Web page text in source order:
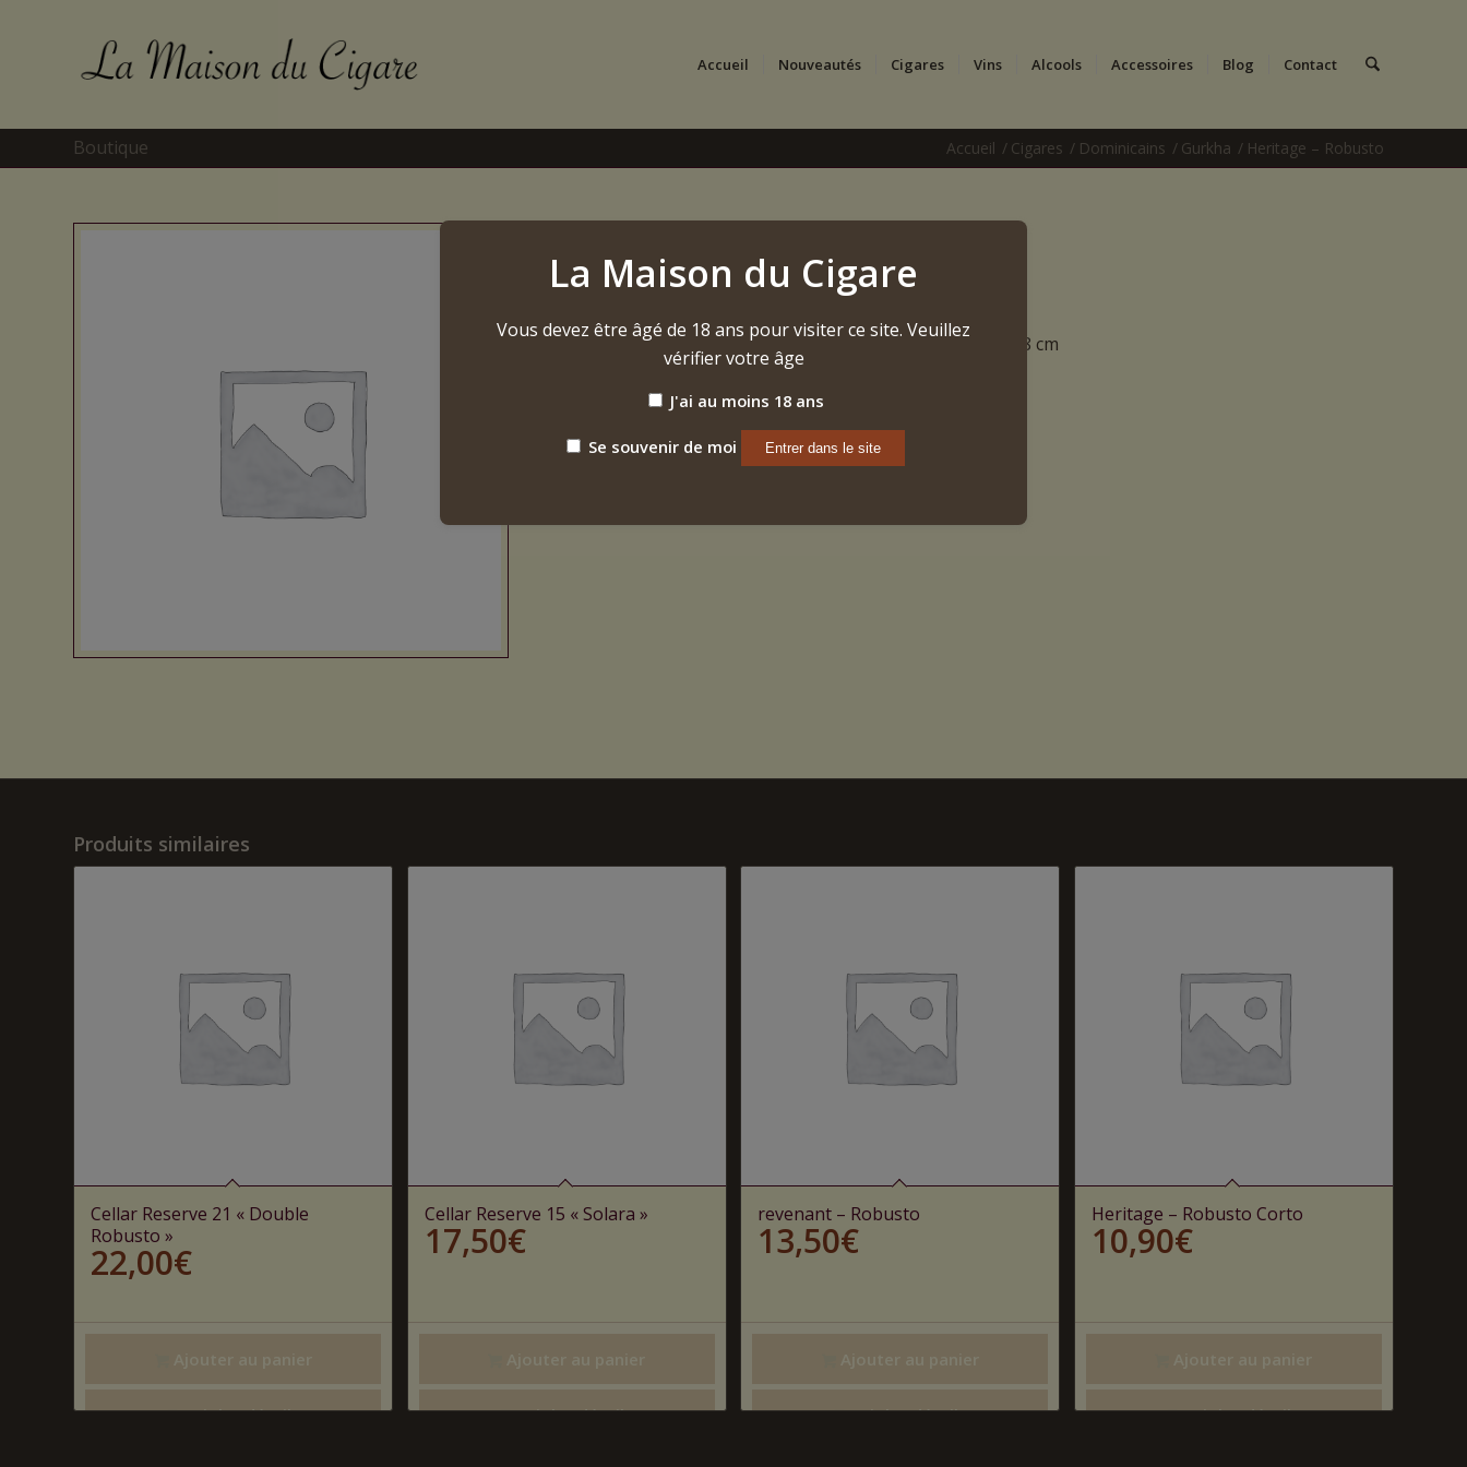
Accueil Nouveautés Cigares Vins Alcools Accessoires Blog Contact
Boutique Accueil / Cigares / Dominicains / Gurkha / Heritage – Robusto
14,50€
348,00€ (24 pièces) | DIAMÈTRE 2.1 cm | LONGUEUR 12.8 cm
Gurkha Heritage Robusto (2024)
Produits similaires
Cellar Reserve 21 « Double
Robusto »
22,00€
Voir les détails
Cellar Reserve 15 « Solara »
17,50€
Voir les détails
revenant – Robusto
13,50€
Voir les détails
Heritage – Robusto Corto
10,90€
Voir les détails
La Maison du Cigare
Vous devez être âgé de 18 ans pour visiter ce site. Veuillez
vérifier votre âge
J'ai au moins 18 ans
Se souvenir de moi